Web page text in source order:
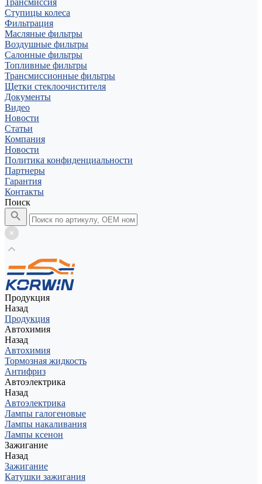
Трансмиссия
Ступицы колеса
Фильтрация
Масляные фильтры
Воздушные фильтры
Салонные фильтры
Топливные фильтры
Трансмиссионные фильтры
Щетки стеклоочистителя
Документы
Видео
Новости
Статьи
Компания
Новости
Политика конфиденциальности
Партнеры
Гарантия
Контакты
Поиск
Продукция
Назад
Продукция
Автохимия
Назад
Автохимия
Тормозная жидкость
Антифриз
Автоэлектрика
Назад
Автоэлектрика
Лампы галогеновые
Лампы накаливания
Лампы ксенон
Зажигание
Назад
Зажигание
Катушки зажигания